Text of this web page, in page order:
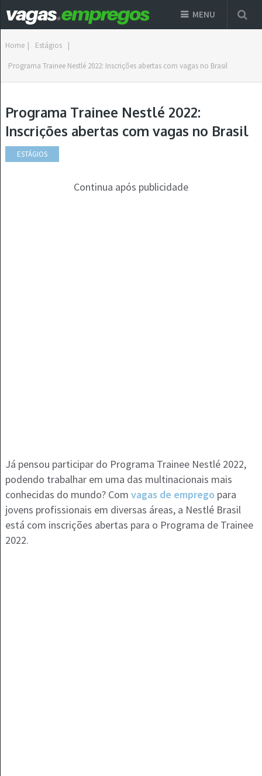
MENU
Home | Estágios |
Programa Trainee Nestlé 2022: Inscrições abertas com vagas no Brasil
Programa Trainee Nestlé 2022:
Inscrições abertas com vagas no Brasil
ESTÁGIOS
Continua após publicidade
Já pensou participar do Programa Trainee Nestlé 2022,
podendo trabalhar em uma das multinacionais mais
conhecidas do mundo? Com vagas de emprego para
jovens profissionais em diversas áreas, a Nestlé Brasil
está com inscrições abertas para o Programa de Trainee
2022.